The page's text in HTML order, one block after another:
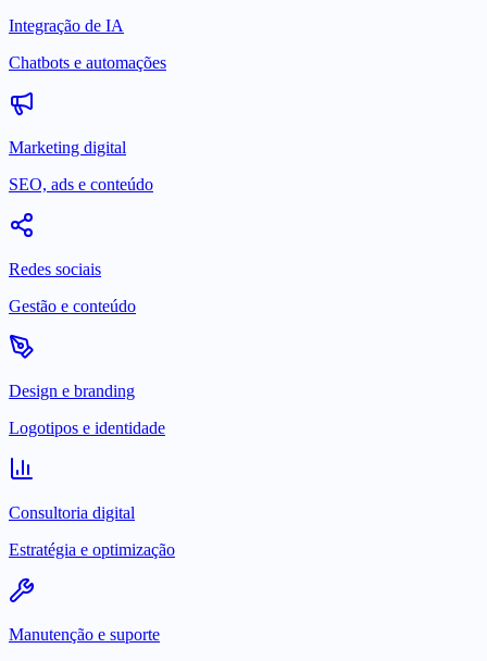
Integração de IA
Chatbots e automações
Marketing digital
SEO, ads e conteúdo
Redes sociais
Gestão e conteúdo
Design e branding
Logotipos e identidade
Consultoria digital
Estratégia e optimização
Manutenção e suporte